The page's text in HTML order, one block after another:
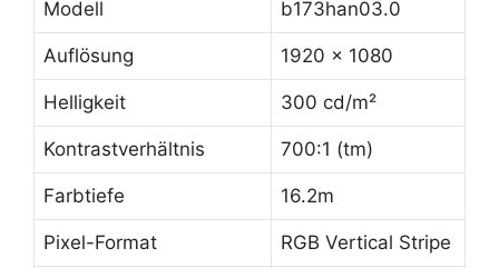
Modell b173han03.0
Auflösung 1920 x 1080
Helligkeit 300 cd/m²
Kontrastverhältnis 700:1 (tm)
Farbtiefe 16.2m
Pixel-Format RGB Vertical Stripe